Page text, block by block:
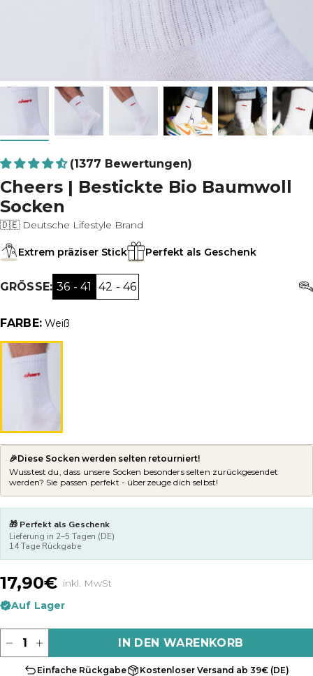
(1377 Bewertungen)
Cheers | Bestickte Bio Baumwoll
Socken
🇩🇪 Deutsche Lifestyle Brand
Extrem präziser Stick Perfekt als Geschenk
GRÖSSE: 36 - 41 42 - 46
FARBE: Weiß
🎉Diese Socken werden selten retourniert!
Wusstest du, dass unsere Socken besonders selten zurückgesendet
werden? Sie passen perfekt - überzeuge dich selbst!
🎁 Perfekt als Geschenk
Lieferung in 2–5 Tagen (DE)
14 Tage Rückgabe
17,90€ inkl. MwSt
Auf Lager
IN DEN WARENKORB
Einfache Rückgabe Kostenloser Versand ab 39€ (DE)